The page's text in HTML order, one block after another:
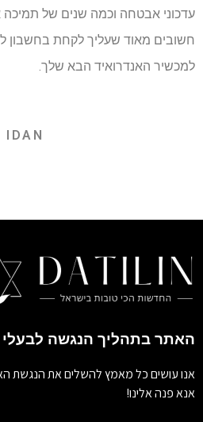
עדכוני אבטחה וכמה שנים של
חשובים מאוד שעליך לקחת בחשבון
למכשיר האנדרואיד הבא שלך.
האתר בתהליך הנגשה לבעלי